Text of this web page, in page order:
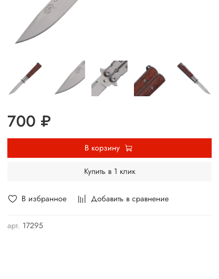
В избранное Добавить в сравнение
арт. 17295
700 ₽
В корзину
Купить в 1 клик